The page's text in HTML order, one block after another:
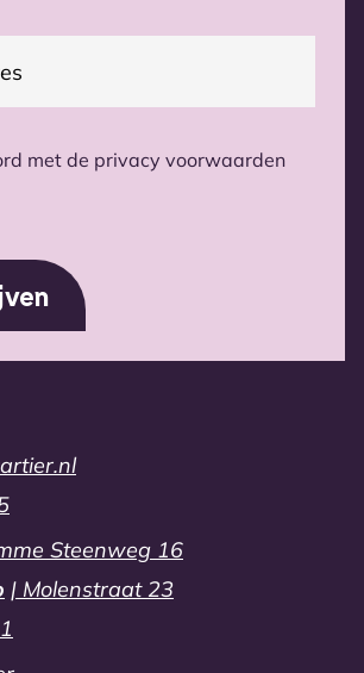
met de privacy voorwaarden
Steenweg 16
| Molenstraat 23